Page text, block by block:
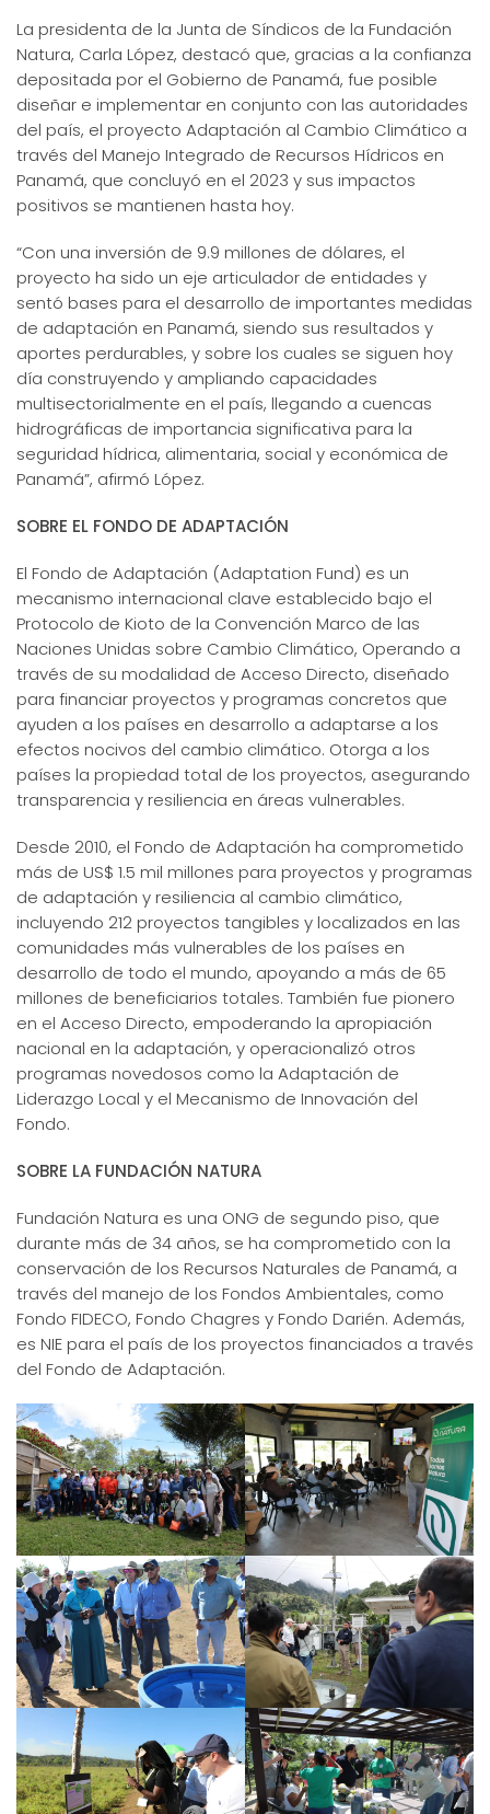
La presidenta de la Junta de Síndicos de la Fundación
Natura, Carla López, destacó que, gracias a la confianza
depositada por el Gobierno de Panamá, fue posible
diseñar e implementar en conjunto con las autoridades
del país, el proyecto Adaptación al Cambio Climático a
través del Manejo Integrado de Recursos Hídricos en
Panamá, que concluyó en el 2023 y sus impactos
positivos se mantienen hasta hoy.
“Con una inversión de 9.9 millones de dólares, el
proyecto ha sido un eje articulador de entidades y
sentó bases para el desarrollo de importantes medidas
de adaptación en Panamá, siendo sus resultados y
aportes perdurables, y sobre los cuales se siguen hoy
día construyendo y ampliando capacidades
multisectorialmente en el país, llegando a cuencas
hidrográficas de importancia significativa para la
seguridad hídrica, alimentaria, social y económica de
Panamá”, afirmó López.
SOBRE EL FONDO DE ADAPTACIÓN
El Fondo de Adaptación (Adaptation Fund) es un
mecanismo internacional clave establecido bajo el
Protocolo de Kioto de la Convención Marco de las
Naciones Unidas sobre Cambio Climático, Operando a
través de su modalidad de Acceso Directo, diseñado
para financiar proyectos y programas concretos que
ayuden a los países en desarrollo a adaptarse a los
efectos nocivos del cambio climático. Otorga a los
países la propiedad total de los proyectos, asegurando
transparencia y resiliencia en áreas vulnerables.
Desde 2010, el Fondo de Adaptación ha comprometido
más de US$ 1.5 mil millones para proyectos y programas
de adaptación y resiliencia al cambio climático,
incluyendo 212 proyectos tangibles y localizados en las
comunidades más vulnerables de los países en
desarrollo de todo el mundo, apoyando a más de 65
millones de beneficiarios totales. También fue pionero
en el Acceso Directo, empoderando la apropiación
nacional en la adaptación, y operacionalizó otros
programas novedosos como la Adaptación de
Liderazgo Local y el Mecanismo de Innovación del
Fondo.
SOBRE LA FUNDACIÓN NATURA
Fundación Natura es una ONG de segundo piso, que
durante más de 34 años, se ha comprometido con la
conservación de los Recursos Naturales de Panamá, a
través del manejo de los Fondos Ambientales, como
Fondo FIDECO, Fondo Chagres y Fondo Darién. Además,
es NIE para el país de los proyectos financiados a través
del Fondo de Adaptación.